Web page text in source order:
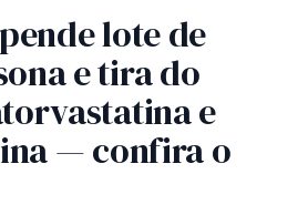
lote de
e tira do
e
— confira o